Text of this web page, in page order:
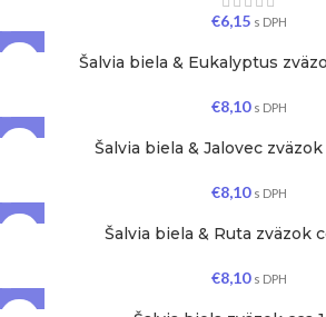
€6,15 s DPH
VYPREDANÉŠalvia biela & Eukalyptus
€8,10 s DPH
Šalvia biela & Jalovec zväzok
€8,10 s DPH
Šalvia biela & Ruta zväzok
€8,10 s DPH